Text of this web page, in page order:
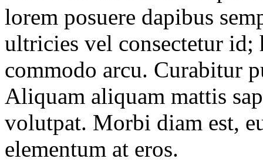
lorem posuere dapibus
ultricies vel consectetur
commodo arcu. Curabitur
Aliquam aliquam mattis
volutpat. Morbi diam est,
elementum at eros.